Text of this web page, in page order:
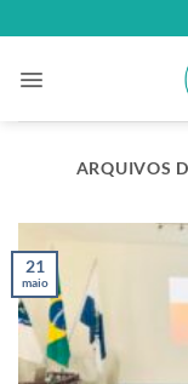
to
ARQUIVOS
21
maio